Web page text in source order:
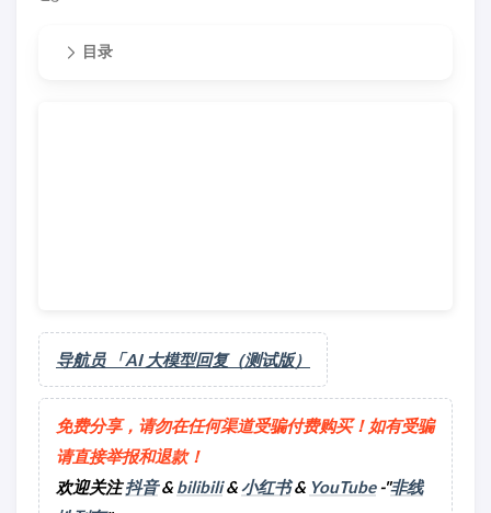
目录
导航员 「AI 大模型回复（测试版）
免费分享，请勿在任何渠道受骗付费购买！如有受骗
请直接举报和退款！
欢迎关注抖音& bilibili&小红书& YouTube-"非线